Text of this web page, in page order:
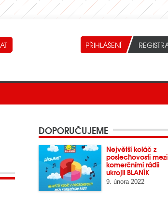
DOPORUČUJEME
Největší koláč z
poslechovosti mezi
komerčními rádii
ukrojil BLANÍK
9. února 2022